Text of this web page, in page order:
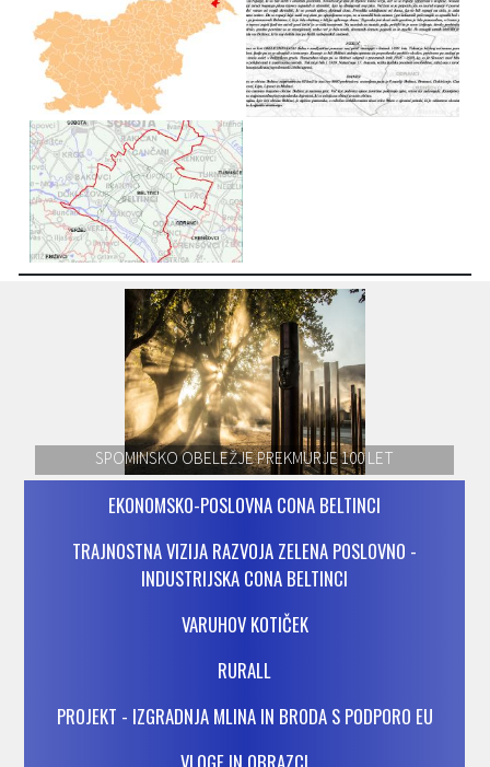
SPOMINSKO OBELEŽJE PREKMURJE 100 LET
EKONOMSKO-POSLOVNA CONA BELTINCI
TRAJNOSTNA VIZIJA RAZVOJA ZELENA POSLOVNO -
INDUSTRIJSKA CONA BELTINCI
VARUHOV KOTIČEK
RURALL
PROJEKT - IZGRADNJA MLINA IN BRODA S PODPORO EU